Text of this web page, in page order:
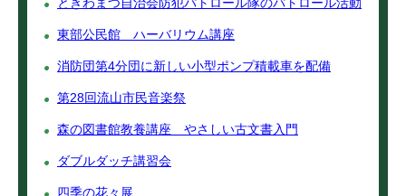
ときわまつ自治会防犯パトロール隊のパトロール活動
東部公民館 ハーバリウム講座
消防団第4分団に新しい小型ポンプ積載車を配備
第28回流山市民音楽祭
森の図書館教養講座 やさしい古文書入門
ダブルダッチ講習会
四季の花々展